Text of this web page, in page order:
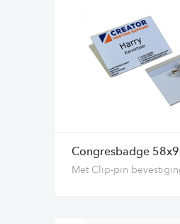
Congresbadge
Met Clip-pin